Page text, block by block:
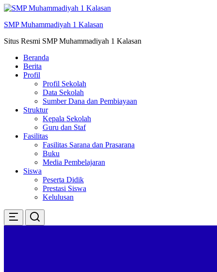
Skip
konten
SMP Muhammadiyah 1 Kalasan
Situs Resmi SMP Muhammadiyah 1 Kalasan
Beranda
Berita
Profil
Profil Sekolah
Data Sekolah
Sumber Dana dan Pembiayaan
Struktur
Kepala Sekolah
Guru dan Staf
Fasilitas
Fasilitas Sarana dan Prasarana
Buku
Media Pembelajaran
Siswa
Peserta Didik
Prestasi Siswa
Kelulusan